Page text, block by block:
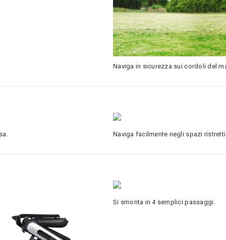
Naviga in sicurezza sui cordoli del
Naviga facilmente negli spazi
Si smonta in 4 semplici passaggi.